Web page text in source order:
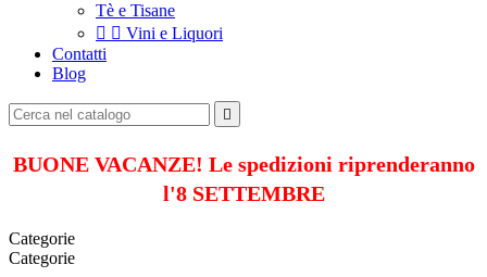
Tè e Tisane
  Vini e Liquori
Contatti
Blog

BUONE VACANZE! Le spedizioni riprenderanno
l'8 SETTEMBRE
Categorie
Categorie